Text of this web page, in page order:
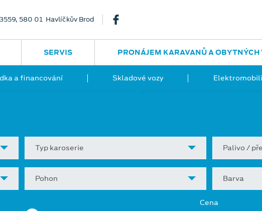
580 01 Havlíčkův Brod
a financování Skladové vozy
SERVIS PRONÁJEM KARAVANŮ A OBYTNÝCH
Typ karoserie Palivo /
Pohon Barva
Cena